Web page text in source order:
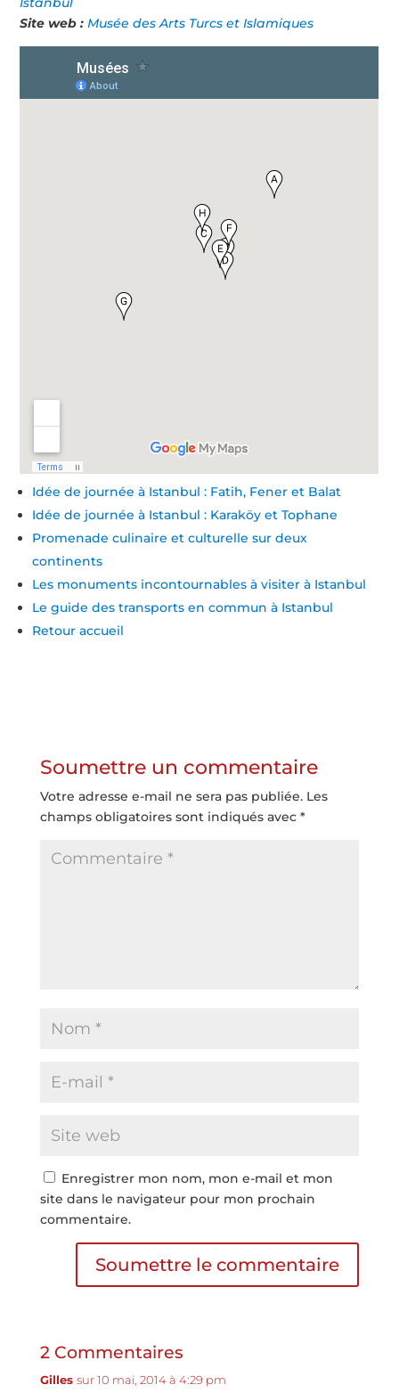
Site web : Musée des Arts Turcs et Islamiques
Idée de journée à Istanbul : Fatih, Fener et Balat
Idée de journée à Istanbul : Karaköy et Tophane
Promenade culinaire et culturelle sur deux
continents
Les monuments incontournables à visiter à Istanbul
Le guide des transports en commun à Istanbul
Retour accueil
2 Commentaires
Gilles sur 10 mai, 2014 à 4:29 pm
Soumettre un commentaire
Votre adresse e-mail ne sera pas publiée. Les
champs obligatoires sont indiqués avec *
Enregistrer mon nom, mon e-mail et mon
site dans le navigateur pour mon prochain
commentaire.
Soumettre le commentaire